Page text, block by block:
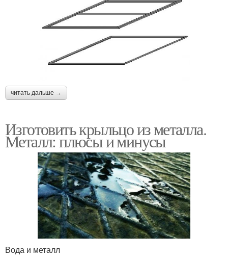
читать дальше →
Изготовить крыльцо из металла.
Металл: плюсы и минусы
Вода и металл